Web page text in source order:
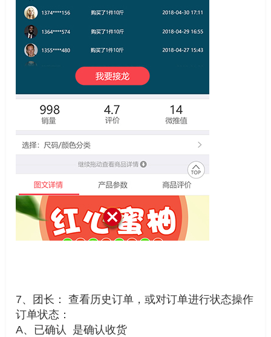
7、团长： 查看历史订单，或对订单进行状态操作
订单状态：
A、已确认 是确认收货